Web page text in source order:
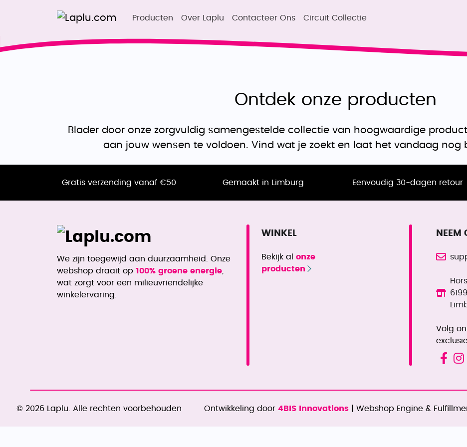
Producten Over Laplu Contacteer Ons Circuit Collectie
Ontdek onze producten
Blader door onze zorgvuldig samengestelde collectie van hoogwaardige
aan jouw wensen te voldoen. Vind wat je zoekt en laat het vandaag nog
Gratis verzending vanaf €50 Gemaakt in Limburg Eenvoudig 30-dagen retour
We zijn toegewijd aan duurzaamheid. Onze
webshop draait op 100% groene energie,
wat zorgt voor een milieuvriendelijke
winkelervaring.
WINKEL
Bekijk al
onze
producten
NEEM
Volg
© 2026 Laplu. Alle rechten voorbehouden Ontwikkeling door 4BIS Innovations | Webshop Engine &